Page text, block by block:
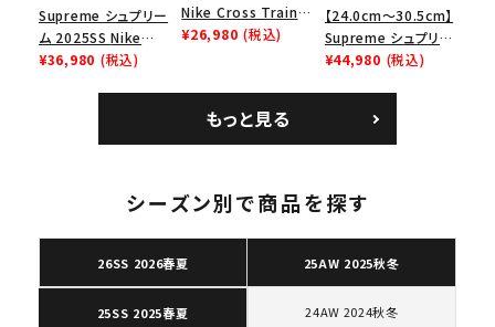
キーワードから探す
人気ワード
キャップ・ハット
パーカー・クルーネック
Supreme シュプリー
ム 2025SS Nike
Leather Shoulder
¥36,980 (税込)
Nike Cross Trainer
Low ナイキクロスト
¥26,980 (税込)
【24.0cm～30.5cm】
Supreme シュプリー
ム 2023AW Nike
カー ホワイト 白
¥44,980 (税込)
もっと見る
シーズン別で商品を探す
26SS 2026春夏 25AW 2025秋冬
25SS 2025春夏 24AW 2024秋冬